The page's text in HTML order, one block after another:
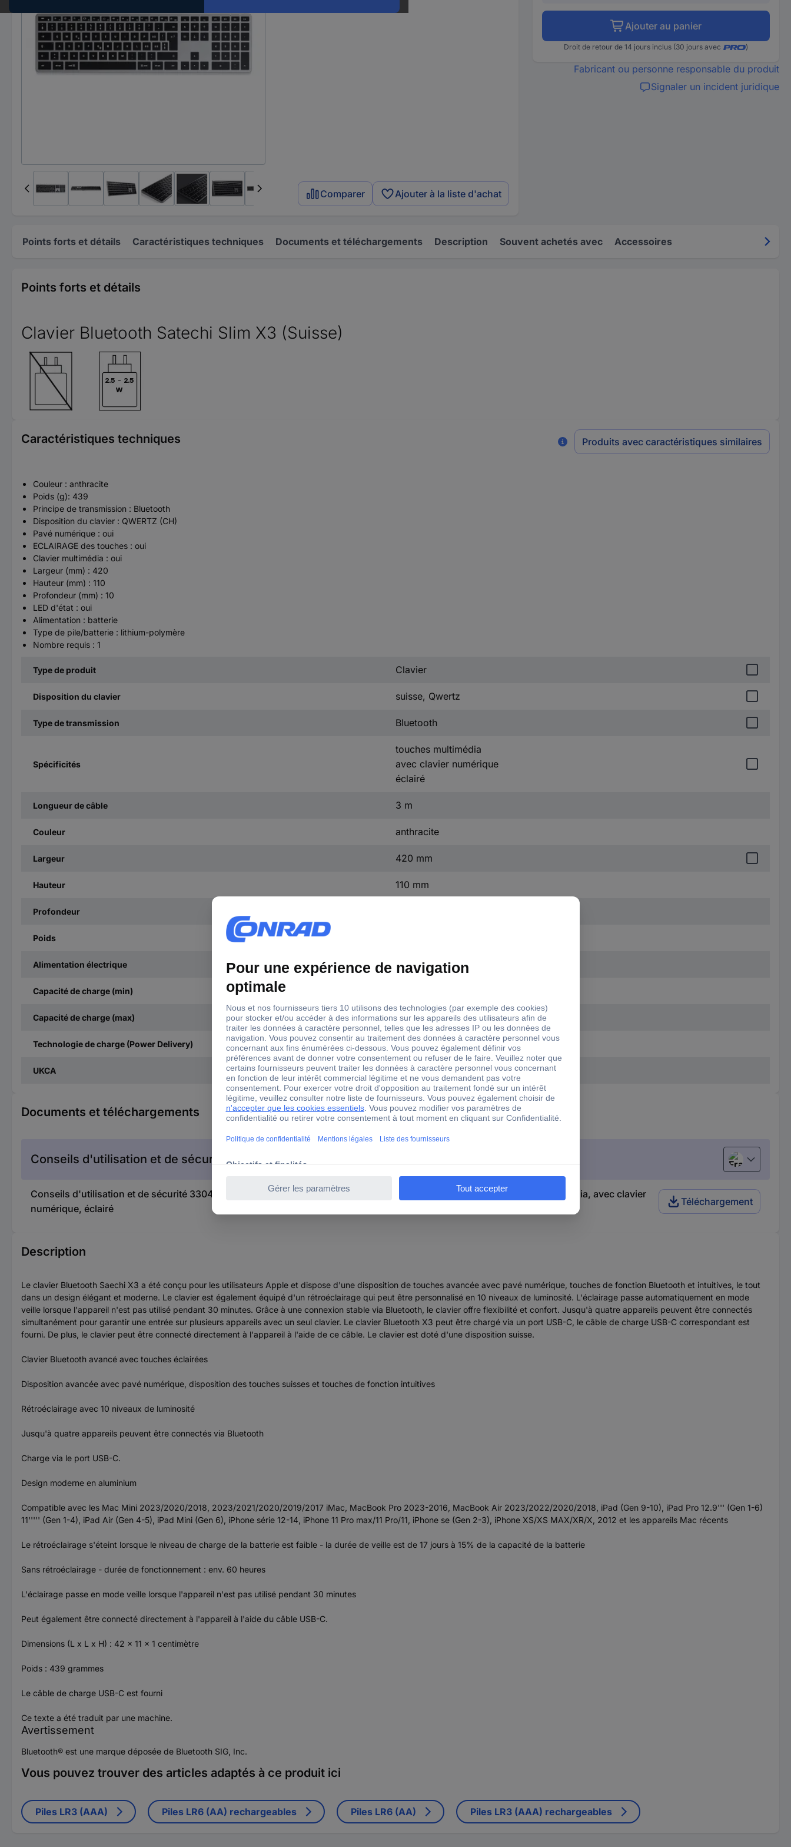
Comparer Ajouter à la liste d'achat
Ajouter au panier
Droit de retour de 14 jours inclus (30 jours avec )
Fabricant ou personne responsable du produit
Signaler un incident juridique
Points forts et détails Caractéristiques techniques Documents et téléchargements Description Souvent achetés avec Accessoires
Points forts et détails
Clavier Bluetooth Satechi Slim X3 (Suisse)
Caractéristiques techniques Produits avec caractéristiques similaires
Couleur : anthracite
Poids (g): 439
Principe de transmission : Bluetooth
Disposition du clavier : QWERTZ (CH)
Pavé numérique : oui
ECLAIRAGE des touches : oui
Clavier multimédia : oui
Largeur (mm) : 420
Hauteur (mm) : 110
Profondeur (mm) : 10
LED d'état : oui
Alimentation : batterie
Type de pile/batterie : lithium-polymère
Nombre requis : 1
Type de produit Clavier
Disposition du clavier suisse, Qwertz
Type de transmission Bluetooth
Spécificités
touches multimédia
avec clavier numérique
éclairé
Longueur de câble 3 m
Couleur anthracite
Largeur 420 mm
Hauteur 110 mm
Profondeur
Poids
Alimentation électrique batterie lithium-polymère, intégrée
Capacité de charge (min)
Capacité de charge (max) 2.5 W
Technologie de charge (Power Delivery) sans USB Power Delivery
UKCA non pertinent
Documents et téléchargements
Conseils d'utilisation et de sécurité Français
Conseils d'utilisation et de sécurité 3304996 Satechi Slim X3 Bluetooth Clavier suisse, Qwertz anthracite touches multimédia, avec clavier
numérique, éclairé
Téléchargement
Description
Le clavier Bluetooth Saechi X3 a été conçu pour les utilisateurs Apple et dispose d'une disposition de touches avancée avec pavé numérique, touches de fonction Bluetooth et intuitives, le tout
dans un design élégant et moderne. Le clavier est également équipé d'un rétroéclairage qui peut être personnalisé en 10 niveaux de luminosité. L'éclairage passe automatiquement en mode
veille lorsque l'appareil n'est pas utilisé pendant 30 minutes. Grâce à une connexion stable via Bluetooth, le clavier offre flexibilité et confort. Jusqu'à quatre appareils peuvent être connectés
simultanément pour garantir une entrée sur plusieurs appareils avec un seul clavier. Le clavier Bluetooth X3 peut être chargé via un port USB-C, le câble de charge USB-C correspondant est
fourni. De plus, le clavier peut être connecté directement à l'appareil à l'aide de ce câble. Le clavier est doté d'une disposition suisse.
Clavier Bluetooth avancé avec touches éclairées
Disposition avancée avec pavé numérique, disposition des touches suisses et touches de fonction intuitives
Rétroéclairage avec 10 niveaux de luminosité
Jusqu'à quatre appareils peuvent être connectés via Bluetooth
Charge via le port USB-C.
Design moderne en aluminium
Compatible avec les Mac Mini 2023/2020/2018, 2023/2021/2020/2019/2017 iMac, MacBook Pro 2023-2016, MacBook Air 2023/2022/2020/2018, iPad (Gen 9-10), iPad Pro 12.9''' (Gen 1-6)
11''''' (Gen 1-4), iPad Air (Gen 4-5), iPad Mini (Gen 6), iPhone série 12-14, iPhone 11 Pro max/11 Pro/11, iPhone se (Gen 2-3), iPhone XS/XS MAX/XR/X, 2012 et les appareils Mac récents
Le rétroéclairage s'éteint lorsque le niveau de charge de la batterie est faible - la durée de veille est de 17 jours à 15% de la capacité de la batterie
Sans rétroéclairage - durée de fonctionnement : env. 60 heures
L'éclairage passe en mode veille lorsque l'appareil n'est pas utilisé pendant 30 minutes
Peut également être connecté directement à l'appareil à l'aide du câble USB-C.
Dimensions (L x L x H) : 42 x 11 x 1 centimètre
Poids : 439 grammes
Le câble de charge USB-C est fourni
Ce texte a été traduit par une machine.
Avertissement
Bluetooth® est une marque déposée de Bluetooth SIG, Inc.
Vous pouvez trouver des articles adaptés à ce produit ici
Piles LR3 (AAA) Piles LR6 (AA) rechargeables Piles LR6 (AA) Piles LR3 (AAA) rechargeables